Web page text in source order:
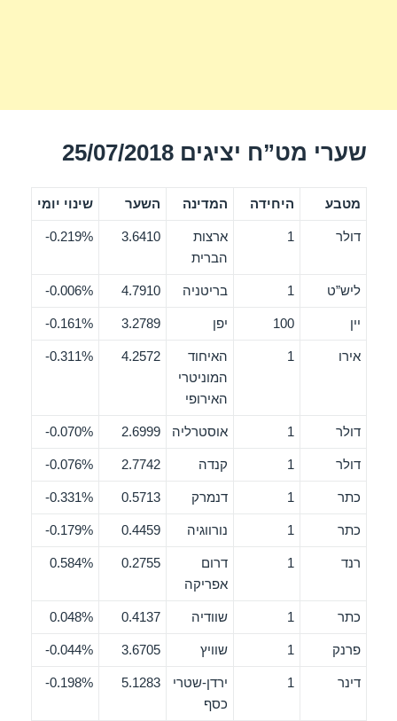
שערי מט”ח יציגים 25/07/2018
מטבע היחידה המדינה השער שינוי יומי
דולר 1
ארצות
הברית
3.6410
0.219%-
ליש”ט 1 בריטניה 4.7910
0.006%-
יין 100 יפן 3.2789
0.161%-
אירו 1
האיחוד
המוניטרי
האירופי
4.2572
0.311%-
דולר 1 אוסטרליה 2.6999
0.070%-
דולר 1 קנדה 2.7742
0.076%-
כתר 1 דנמרק 0.5713
0.331%-
כתר 1 נורווגיה 0.4459
0.179%-
רנד 1
דרום
אפריקה
0.2755
0.584%
כתר 1 שוודיה 0.4137
0.048%
פרנק 1 שוויץ 3.6705
0.044%-
דינר 1
ירדן-שטרי
כסף
5.1283
0.198%-